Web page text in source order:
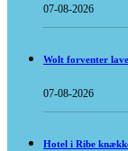
07-08-2026
Wolt forventer
07-08-2026
Hotel i Ribe